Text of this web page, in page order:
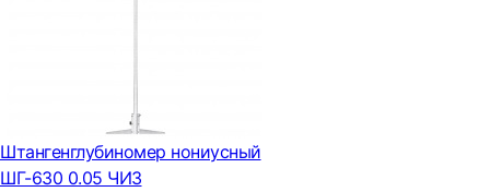
Штангенглубиномер нониусный
ШГ-630 0.05 ЧИЗ